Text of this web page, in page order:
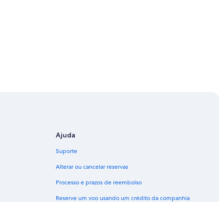
Ajuda
Suporte
Alterar ou cancelar reservas
Processo e prazos de reembolso
Reserve um voo usando um crédito da companhia